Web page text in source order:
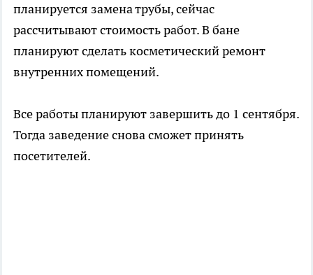
планируется замена трубы, сейчас
рассчитывают стоимость работ. В бане
планируют сделать косметический ремонт
внутренних помещений.
Все работы планируют завершить до 1 сентября.
Тогда заведение снова сможет принять
посетителей.